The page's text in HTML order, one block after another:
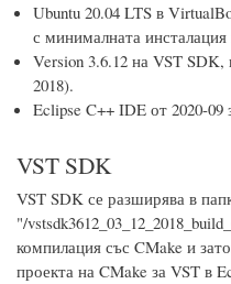
Ubuntu 20.04 LTS в
с минималната инсталация
Version 3.6.12 на VST
2018).
Eclipse C++ IDE от 2020-09
VST SDK
VST SDK се разширява в
"/
компилация със CMake и
проекта на CMake за VST в